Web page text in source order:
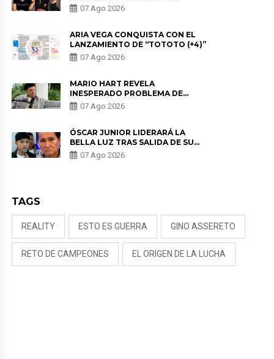
HEREDIA CON ALE FULLER: “UNA
DE LAS PARTES QUERÍA EL
07 Ago 2026
ARIA VEGA CONQUISTA CON EL
LANZAMIENTO DE “TOTOTO (+4)”
07 Ago 2026
MARIO HART REVELA
INESPERADO PROBLEMA DE
SALUD ANTES DE SEPARARSE DE
KORINA: “ME ENCONTRARON UN
07 Ago 2026
ÓSCAR JUNIOR LIDERARÁ LA
BELLA LUZ TRAS SALIDA DE SU
PADRE POR POLÉMICA CON
NALDY SALDAÑA
07 Ago 2026
TAGS
REALITY ESTO ES GUERRA GINO ASSERETO
RETO DE CAMPEONES EL ORIGEN DE LA LUCHA